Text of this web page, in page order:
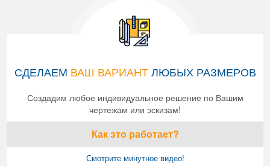
СДЕЛАЕМ ВАШ ВАРИАНТЛЮБЫХ РАЗМЕРОВ
Создадим любое индивидуальное решение по Вашим
чертежам или эскизам!
Как это работает?
Смотрите минутное видео!